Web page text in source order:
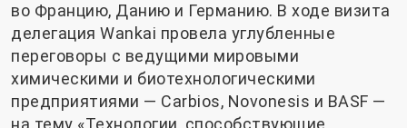
во Францию, Данию и Германию. В ходе визита
делегация Wankai провела углубленные
переговоры с ведущими мировыми
химическими и биотехнологическими
предприятиями — Carbios, Novonesis и BASF —